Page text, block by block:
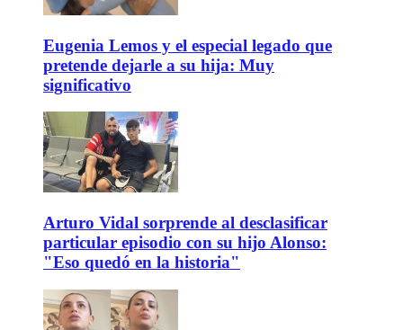
Eugenia Lemos y el especial legado que
pretende dejarle a su hija: Muy
significativo
Arturo Vidal sorprende al desclasificar
particular episodio con su hijo Alonso:
"Eso quedó en la historia"